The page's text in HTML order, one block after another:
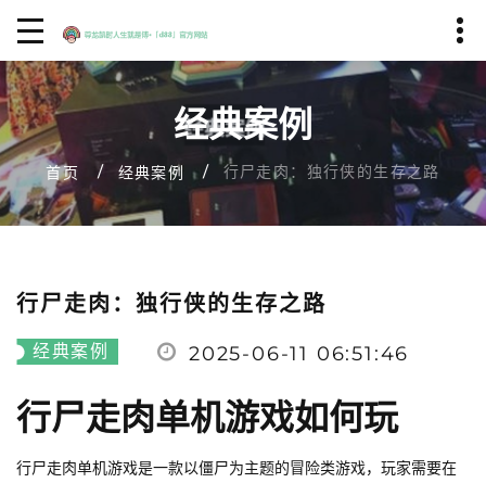
经典案例
首页 经典案例 行尸走肉：独行侠的生存之路
行尸走肉：独行侠的生存之路
经典案例 2025-06-11 06:51:46
行尸走肉单机游戏如何玩
行尸走肉单机游戏是一款以僵尸为主题的冒险类游戏，玩家需要在